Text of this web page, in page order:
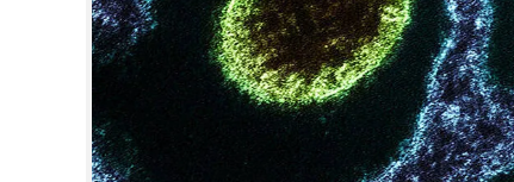
SPIRITUAL